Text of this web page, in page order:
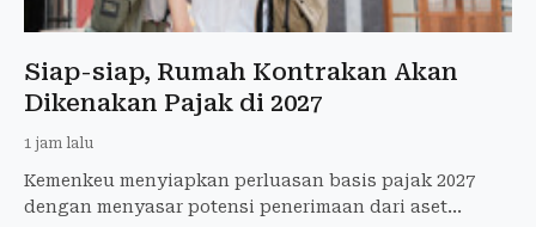
Siap-siap, Rumah Kontrakan Akan
Dikenakan Pajak di 2027
1 jam lalu
Kemenkeu menyiapkan perluasan basis pajak 2027
dengan menyasar potensi penerimaan dari aset